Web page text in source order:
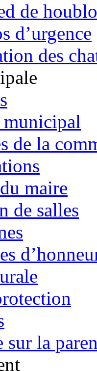
de
d’urgence
des
de la
maire
de salles
sur la